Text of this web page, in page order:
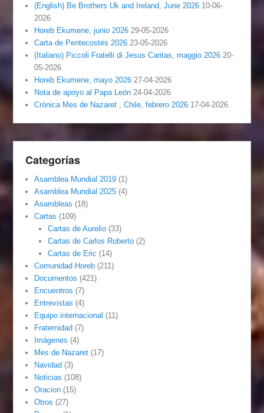
(English) Be Brothers Uk and Ireland, June 2026 10-06-
2026
Horeb Ekumene, junio 2026 29-05-2026
Carta de Pentecostés 2026 23-05-2026
(Italiano) Piccoli Fratelli di Jesus Caritas, maggio 2026 20-
05-2026
Horeb Ekumene, mayo 2026 27-04-2026
Nota de apoyo al Papa León 24-04-2026
Crónica Mes de Nazaret , Chile, febrero 2026 17-04-2026
Categorías
Asamblea Mundial 2019 (1)
Asamblea Mundial 2025 (4)
Asambleas (18)
Cartas (109)
Cartas de Aurelio(33)
Cartas de Carlos Roberto(2)
Cartas de Eric (14)
Comunidad Horeb (211)
Documentos (421)
Encuentros (7)
Entrevistas (4)
Equipo internacional (11)
Fraternidad (7)
Imágenes (4)
Mes de Nazaret (17)
Navidad (3)
Noticias (108)
Oracion (15)
Otros (27)